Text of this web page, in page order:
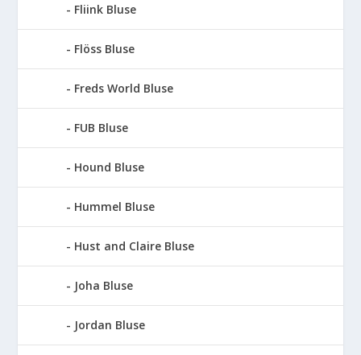
Fliink Bluse
Flöss Bluse
Freds World Bluse
FUB Bluse
Hound Bluse
Hummel Bluse
Hust and Claire Bluse
Joha Bluse
Jordan Bluse